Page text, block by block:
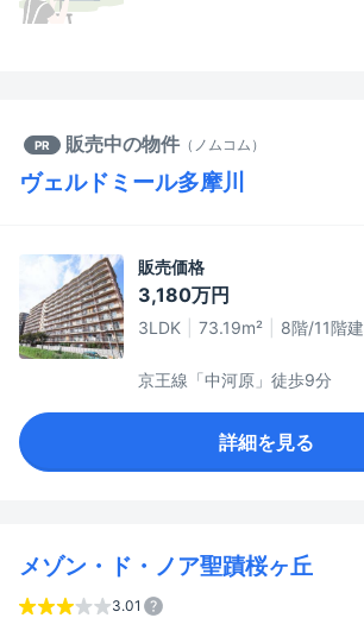
PR 販売中の物件 （ ノムコム ）
ヴェルドミール多摩川
販売価格
3,180万円
3LDK 73.19m² 8階/11階建
京王線「中河原」徒歩9分
詳細を見る
メゾン・ド・ノア聖蹟桜ヶ丘
3.01